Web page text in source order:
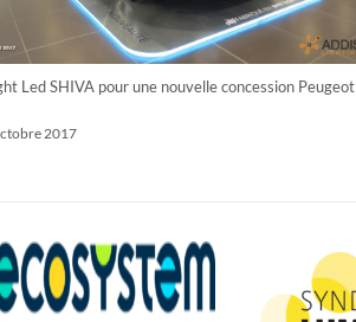
Led SHIVA pour une nouvelle concession Peugeot
2017